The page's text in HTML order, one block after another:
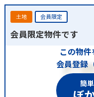
土地 会員限定
会員限定物件です
この物
会員登録
簡